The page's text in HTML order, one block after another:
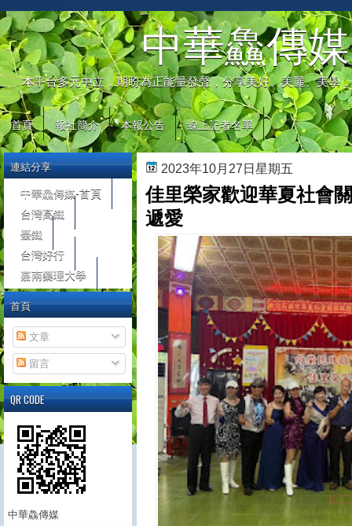
中華鱻傳媒
本平台多元中立，期盼為正能量發聲，分享美好、美麗、美學
首頁 報社簡介 本報公告 線上記者名單
2023年10月27日星期五
佳里榮家歡迎華夏社會
遞愛
連結分享
中華鱻傳媒-首頁
台灣高鐵
臺鐵
台灣好行
嘉南藥理大學
首頁
文章
留言
QR CODE
中華鱻傳媒